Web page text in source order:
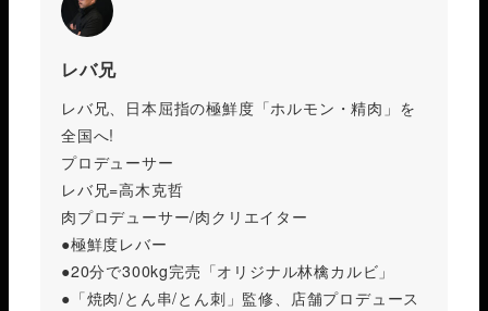
レバ兄
レバ兄、日本屈指の極鮮度「ホルモン・精肉」を
全国へ!
プロデューサー
レバ兄=高木克哲
肉プロデューサー/肉クリエイター
●極鮮度レバー
●20分で300kg完売「オリジナル林檎カルビ」
●「焼肉/とん串/とん刺」監修、店舗プロデュース